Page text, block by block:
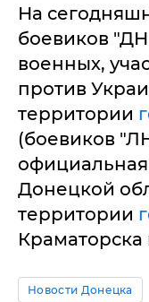
На
боевиков
военных,
против
территории
(боевиков
Донецкой
территории
Краматорска
Новости Донецка